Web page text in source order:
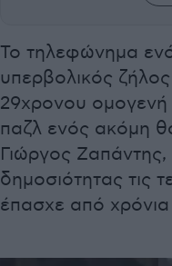
Το τηλεφώνημα
υπερβολικός
29χρονου
παζλ ενός ακόμη
Γιώργος
δημοσιότητας τις
έπασχε από χρόνια